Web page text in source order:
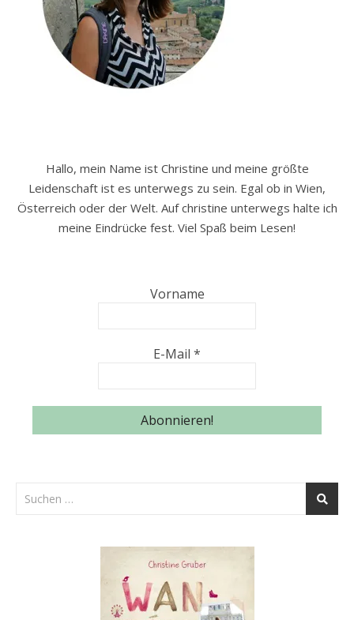
Hallo, mein Name ist Christine und meine größte
Leidenschaft ist es unterwegs zu sein. Egal ob in Wien,
Österreich oder der Welt. Auf christine unterwegs halte ich
meine Eindrücke fest. Viel Spaß beim Lesen!
Vorname
E-Mail *